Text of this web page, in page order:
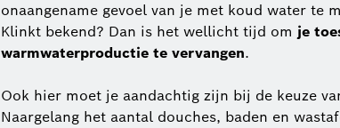
onaangename gevoel van je met koud water te
Klinkt bekend? Dan is het wellicht tijd om je
warmwaterproductie te vervangen.
Ook hier moet je aandachtig zijn bij de keuze
Naargelang het aantal douches, baden en